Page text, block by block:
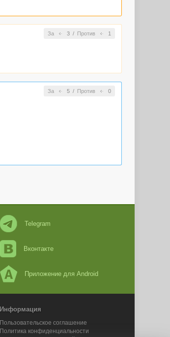
За 3/ Против 1
За 5/ Против 0
Telegram
Вконтакте
Приложение для Android
Информация
Пользовательское соглашение
Политика конфиденциальности